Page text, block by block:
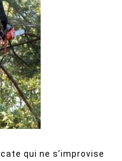
qui ne s’improvise